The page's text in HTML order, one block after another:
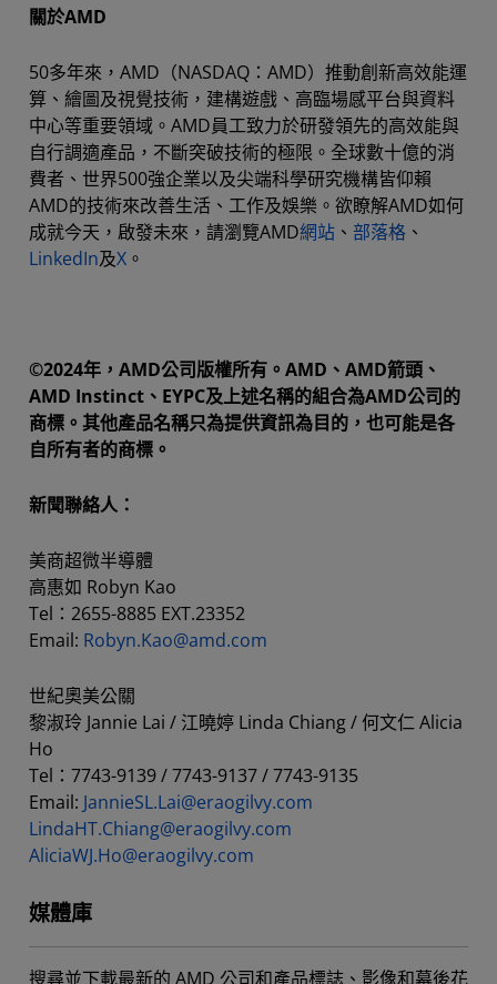
關於AMD
50多年來，AMD（NASDAQ：AMD）推動創新高效能運
算、繪圖及視覺技術，建構遊戲、高臨場感平台與資料
中心等重要領域。AMD員工致力於研發領先的高效能與
自行調適產品，不斷突破技術的極限。全球數十億的消
費者、世界500強企業以及尖端科學研究機構皆仰賴
AMD的技術來改善生活、工作及娛樂。欲瞭解AMD如何
成就今天，啟發未來，請瀏覽AMD網站 、 部落格 、
LinkedIn及X 。
©2024年，AMD公司版權所有。AMD、AMD箭頭、
AMD Instinct、EYPC及上述名稱的組合為AMD公司的
商標。其他產品名稱只為提供資訊為目的，也可能是各
自所有者的商標。
新聞聯絡人：
美商超微半導體
高惠如 Robyn Kao
Tel：2655-8885 EXT.23352
Email: Robyn.Kao@amd.com
世紀奧美公關
黎淑玲 Jannie Lai / 江曉婷 Linda Chiang / 何文仁 Alicia
Ho
Tel：7743-9139 / 7743-9137 / 7743-9135
Email: JannieSL.Lai@eraogilvy.com
LindaHT.Chiang@eraogilvy.com
AliciaWJ.Ho@eraogilvy.com
媒體庫
搜尋並下載最新的 AMD 公司和產品標誌、影像和幕後花